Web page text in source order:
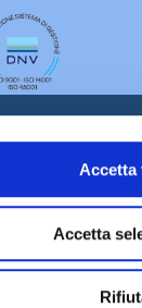
Accetta
Accetta